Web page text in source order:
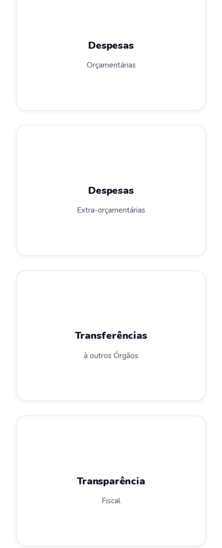
Despesas
Orçamentárias
Despesas
Extra-orçamentárias
Transferências
à outros Órgãos
Transparência
Fiscal